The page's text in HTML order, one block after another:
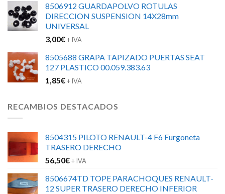
8506912 GUARDAPOLVO ROTULAS
DIRECCION SUSPENSION 14X28mm
UNIVERSAL
3,00€+ IVA
8505688 GRAPA TAPIZADO PUERTAS SEAT
127 PLASTICO 00.059.383.63
1,85€+ IVA
RECAMBIOS DESTACADOS
8504315 PILOTO RENAULT-4 F6 Furgoneta
TRASERO DERECHO
56,50€+ IVA
8506674TD TOPE PARACHOQUES RENAULT-
12 SUPER TRASERO DERECHO INFERIOR